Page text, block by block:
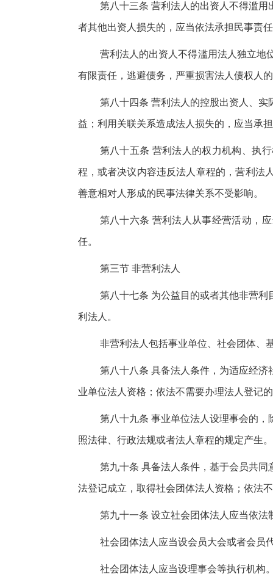
第八十三条 营利法人的出资人不得滥
者其他出资人损失的，应当依法承担民事责
营利法人的出资人不得滥用法人独立地
有限责任，逃避债务，严重损害法人债权人
第八十四条 营利法人的控股出资人、
益；利用关联关系造成法人损失的，应当承
第八十五条 营利法人的权力机构、执
程，或者决议内容违反法人章程的，营利法
善意相对人形成的民事法律关系不受影响。
第八十六条 营利法人从事经营活动，
任。
第三节 非营利法人
第八十七条 为公益目的或者其他非营
利法人。
非营利法人包括事业单位、社会团体、
第八十八条 具备法人条件，为适应经
业单位法人资格；依法不需要办理法人登记
第八十九条 事业单位法人设理事会的
照法律、行政法规或者法人章程的规定产生。
第九十条 具备法人条件，基于会员共
法登记成立，取得社会团体法人资格；依法
第九十一条 设立社会团体法人应当依法
社会团体法人应当设会员大会或者会员
社会团体法人应当设理事会等执行机构